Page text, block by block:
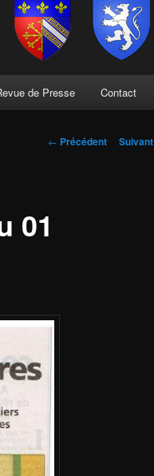
de Presse Contact
Navigation
← Précédent Suivant
01